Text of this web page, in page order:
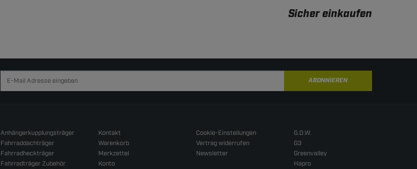
Sicher einkaufen
ABONNIEREN
Anhängerkupplungsträger
Fahrraddachträger
Fahrradheckträger
Fahrradträger Zubehör
Kontakt
Warenkorb
Merkzettel
Konto
Cookie-Einstellungen
Vertrag widerrufen
Newsletter
G.D.W.
G3
Greenvalley
Hapro